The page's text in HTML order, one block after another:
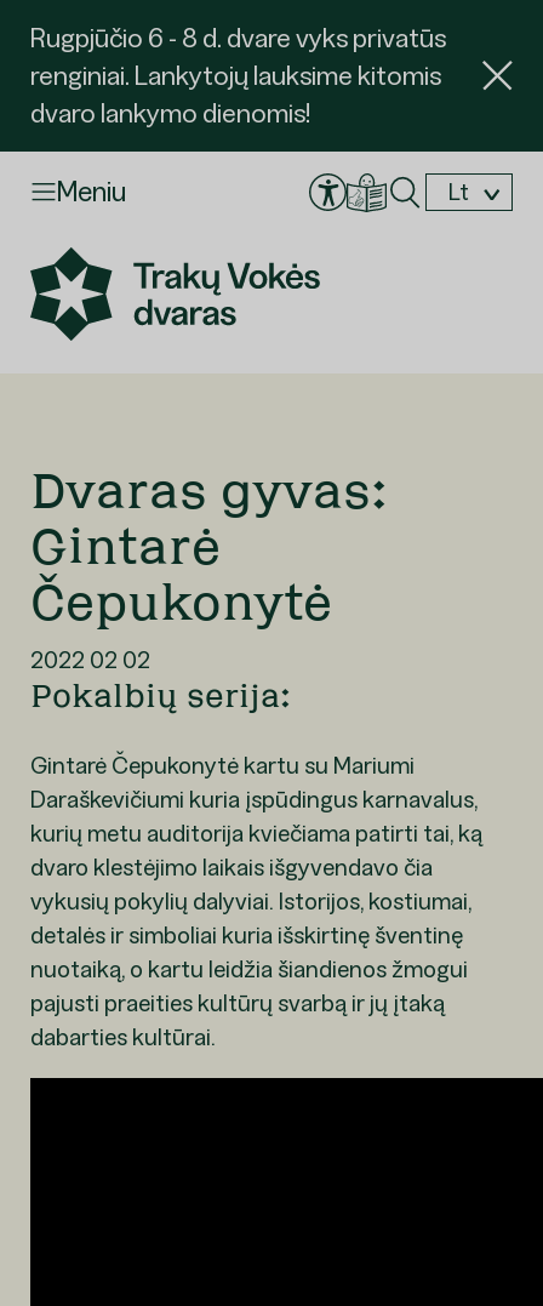
Rugpjūčio 6 - 8 d. dvare vyks privatūs
renginiai. Lankytojų lauksime kitomis
dvaro lankymo dienomis!
Meniu
Lt
Dvaras gyvas:
Gintarė
Čepukonytė
2022 02 02
Pokalbių serija:
Gintarė Čepukonytė kartu su Mariumi
Daraškevičiumi kuria įspūdingus karnavalus,
kurių metu auditorija kviečiama patirti tai, ką
dvaro klestėjimo laikais išgyvendavo čia
vykusių pokylių dalyviai. Istorijos, kostiumai,
detalės ir simboliai kuria išskirtinę šventinę
nuotaiką, o kartu leidžia šiandienos žmogui
pajusti praeities kultūrų svarbą ir jų įtaką
dabarties kultūrai.
Užsakyti